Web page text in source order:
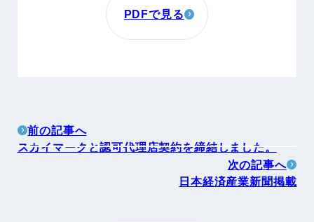
PDFで見る
前の記事へ
スカイマークと認可代理店契約を締結しました。
次の記事へ
日本経済産業新聞掲載